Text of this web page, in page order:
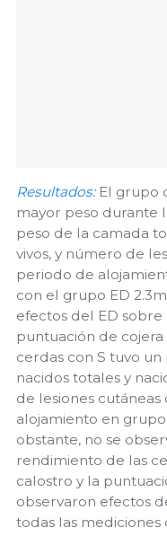
Resultados: El grupo
mayor peso durante
peso de la camada
vivos, y número de
periodo de
con el grupo ED 2.3m
efectos del ED
puntuación de
cerdas con S tuvo
nacidos totales y
de lesiones
alojamiento en
obstante, no se
rendimiento de las
calostro y la
observaron efectos
todas las mediciones